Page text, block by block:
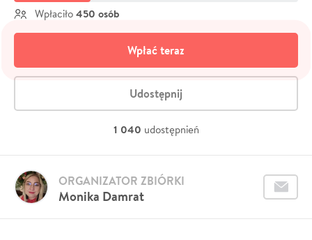
Wpłaciło 450 osób
Wpłać teraz
Udostępnij
1 040 udostępnień
Monika Damrat
ORGANIZATOR ZBIÓRKI